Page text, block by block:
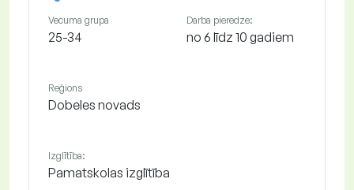
Vecuma grupa
25-34
Darba pieredze:
no 6 līdz 10 gadiem
Reģions
Dobeles novads
Izglītība:
Pamatskolas izglītība